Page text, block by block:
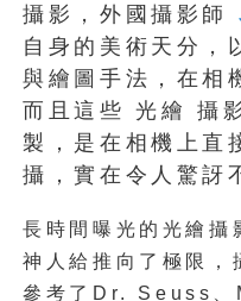
攝影，外國攝影師
自身的美術天分，
與繪圖手法，在相
而且這些 光繪 攝
製，是在相機上直
攝，實在令人驚訝
長時間曝光的光繪攝
神人給推向了極限
參考了Dr. Seuss、